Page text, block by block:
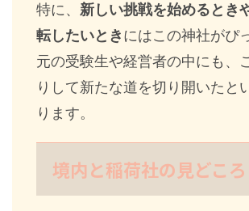
特に、 新しい挑戦を始めるとき
転したいときにはこの神社がぴ
元の受験生や経営者の中にも、
りして新たな道を切り開いたと
ります。
境内と稲荷社の見どころ